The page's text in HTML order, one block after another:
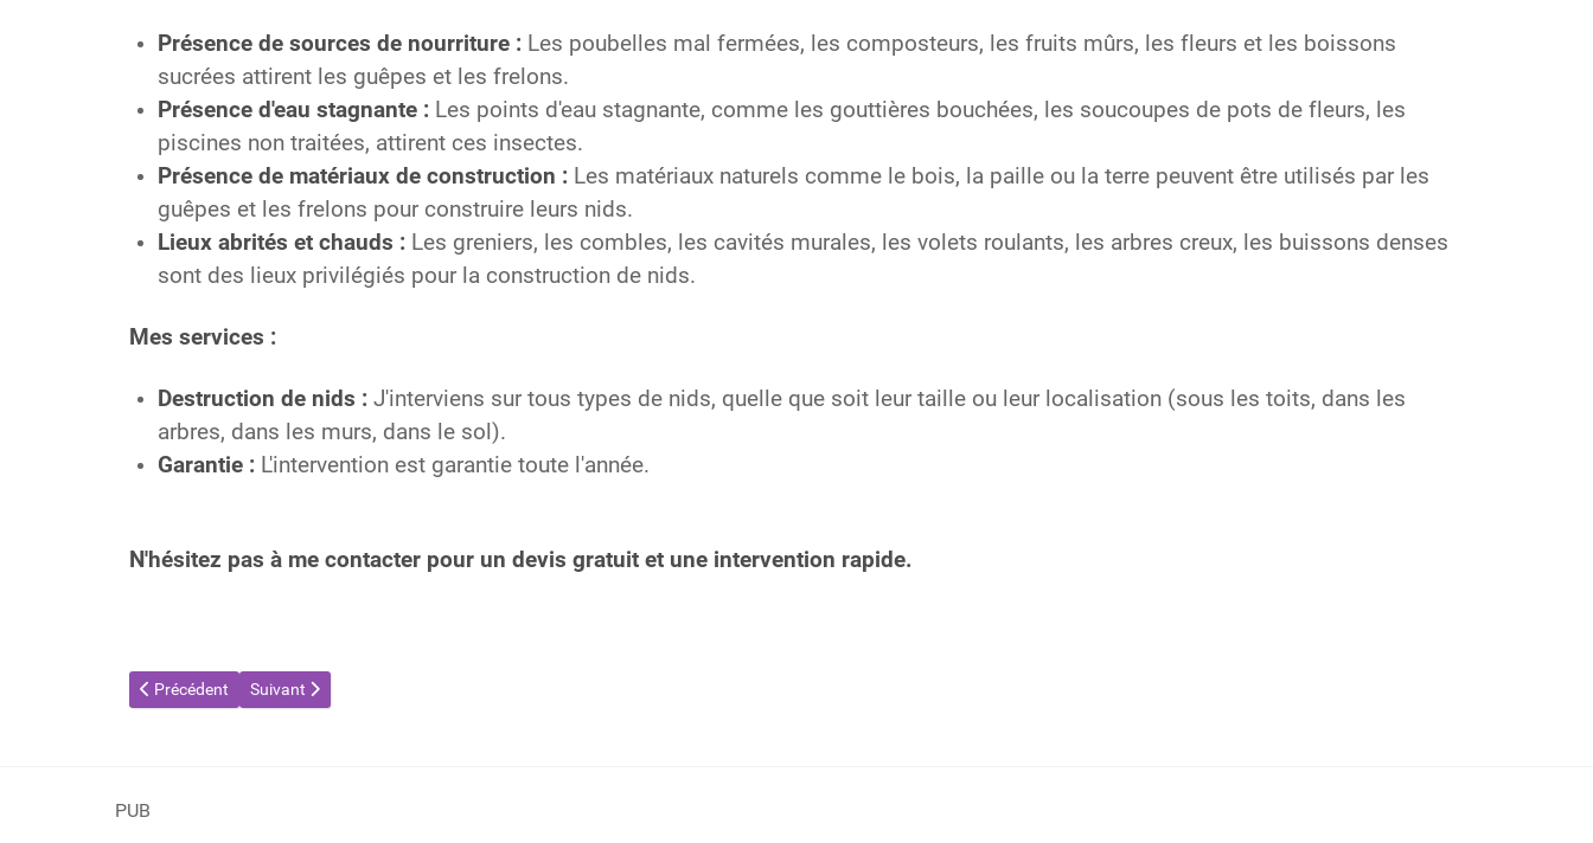
Présence de sources de nourriture : Les poubelles mal fermées, les composteurs, les fruits mûrs, les fleurs et les boissons
sucrées attirent les guêpes et les frelons.
Présence d'eau stagnante : Les points d'eau stagnante, comme les gouttières bouchées, les soucoupes de pots de fleurs, les
piscines non traitées, attirent ces insectes.
Présence de matériaux de construction : Les matériaux naturels comme le bois, la paille ou la terre peuvent être utilisés par les
guêpes et les frelons pour construire leurs nids.
Lieux abrités et chauds : Les greniers, les combles, les cavités murales, les volets roulants, les arbres creux, les buissons denses
sont des lieux privilégiés pour la construction de nids.
Mes services :
Destruction de nids : J'interviens sur tous types de nids, quelle que soit leur taille ou leur localisation (sous les toits, dans les
arbres, dans les murs, dans le sol).
Garantie : L'intervention est garantie toute l'année.
N'hésitez pas à me contacter pour un devis gratuit et une intervention rapide.
Article précédent : Destruction de nids de guêpes et de frelons à Wimy
Précédent Article suivant : Destruction de nids de guêpes et de frelons à Any-Martin-Rieux
Suivant
PUB